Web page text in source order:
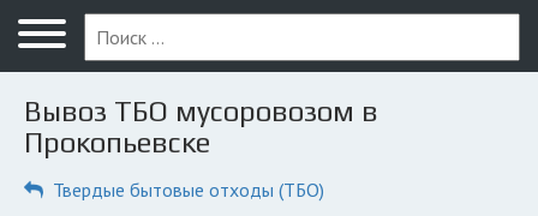
Меню
Главная
Вопрос юристу
Вывоз ТБО мусоровозом в
Прокопьевске
Твердые бытовые отходы (ТБО)